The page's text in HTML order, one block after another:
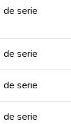
de serie
de serie
de serie
de serie